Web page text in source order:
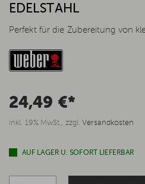
EDELSTAHL
Perfekt für die Zubereitung von
24,49 €*
inkl. 19% MwSt., zzgl.Versandkosten
AUF LAGER U. SOFORT LIEFERBAR